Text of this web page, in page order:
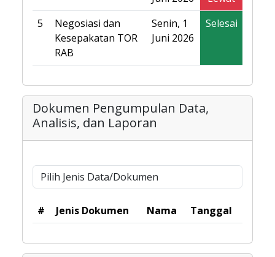
5
Negosiasi dan
Kesepakatan TOR
RAB
Senin, 1
Juni 2026
Selesai
Dokumen Pengumpulan Data,
Analisis, dan Laporan
# Jenis Dokumen Nama Tanggal